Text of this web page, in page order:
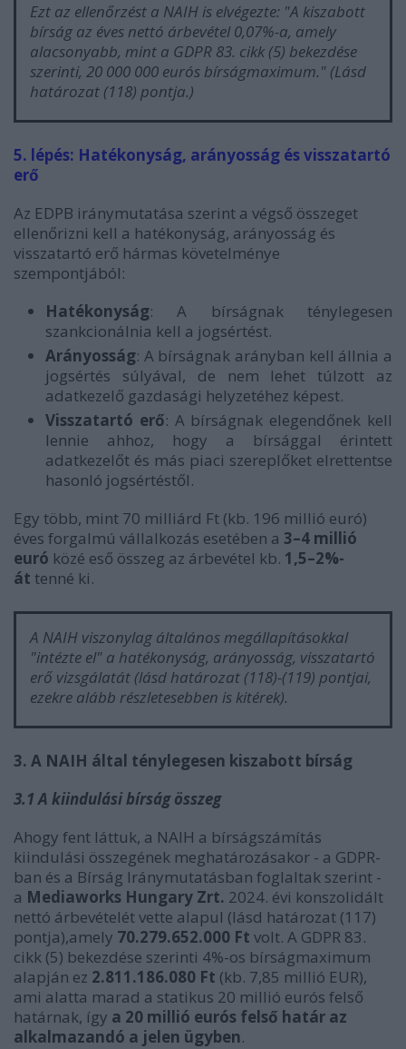
Ezt az ellenőrzést a NAIH is elvégezte: "A kiszabott
bírság az éves nettó árbevétel 0,07%-a, amely
alacsonyabb, mint a GDPR 83. cikk (5) bekezdése
szerinti, 20 000 000 eurós bírságmaximum." (Lásd
határozat (118) pontja.)
5. lépés: Hatékonyság, arányosság és visszatartó
erő
Az EDPB iránymutatása szerint a végső összeget
ellenőrizni kell a hatékonyság, arányosság és
visszatartó erő hármas követelménye
szempontjából:
Hatékonyság: A bírságnak ténylegesen
szankcionálnia kell a jogsértést.
Arányosság: A bírságnak arányban kell állnia a
jogsértés súlyával, de nem lehet túlzott az
adatkezelő gazdasági helyzetéhez képest.
Visszatartó erő: A bírságnak elegendőnek kell
lennie ahhoz, hogy a bírsággal érintett
adatkezelőt és más piaci szereplőket elrettentse
hasonló jogsértéstől.
Egy több, mint 70 milliárd Ft (kb. 196 millió euró)
éves forgalmú vállalkozás esetében a 3–4 millió
euró közé eső összeg az árbevétel kb. 1,5–2%-
át tenné ki.
A NAIH viszonylag általános megállapításokkal
"intézte el" a hatékonyság, arányosság, visszatartó
erő vizsgálatát (lásd határozat (118)-(119) pontjai,
ezekre alább részletesebben is kitérek).
3. A NAIH által ténylegesen kiszabott bírság
3.1 A kiindulási bírság összeg
Ahogy fent láttuk, a NAIH a bírságszámítás
kiindulási összegének meghatározásakor - a GDPR-
ban és a Bírság Iránymutatásban foglaltak szerint -
a Mediaworks Hungary Zrt. 2024. évi konszolidált
nettó árbevételét vette alapul (lásd határozat (117)
pontja),amely 70.279.652.000 Ft volt. A GDPR 83.
cikk (5) bekezdése szerinti 4%-os bírságmaximum
alapján ez 2.811.186.080 Ft (kb. 7,85 millió EUR),
ami alatta marad a statikus 20 millió eurós felső
határnak, így a 20 millió eurós felső határ az
alkalmazandó a jelen ügyben.